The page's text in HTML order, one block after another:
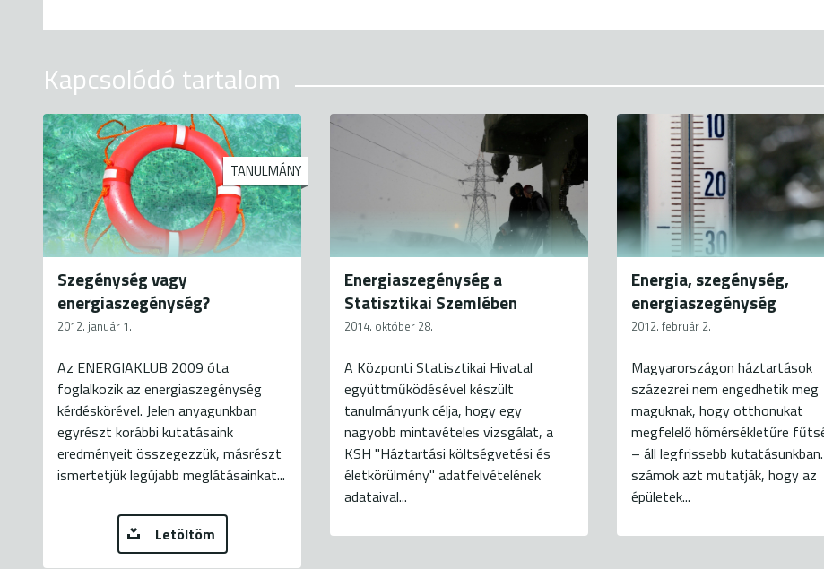
Kapcsolódó tartalom
TANULMÁNY
Szegénység vagy
energiaszegénység?
2012. január 1.
Az ENERGIAKLUB 2009 óta
foglalkozik az energiaszegénység
kérdéskörével. Jelen anyagunkban
egyrészt korábbi kutatásaink
eredményeit összegezzük, másrészt
ismertetjük legújabb meglátásainkat...
Letöltöm
Energiaszegénység a
Statisztikai Szemlében
2014. október 28.
A Központi Statisztikai Hivatal
együttműködésével készült
tanulmányunk célja, hogy egy
nagyobb mintavételes vizsgálat, a
KSH "Háztartási költségvetési és
életkörülmény" adatfelvételének
adataival...
Energia, szegénység,
energiaszegénység
2012. február 2.
Magyarországon háztartások
százezrei nem engedhetik meg
maguknak, hogy otthonukat
megfelelő hőmérsékletűre
– áll legfrissebb
számok azt mutatják, hogy az
épületek...